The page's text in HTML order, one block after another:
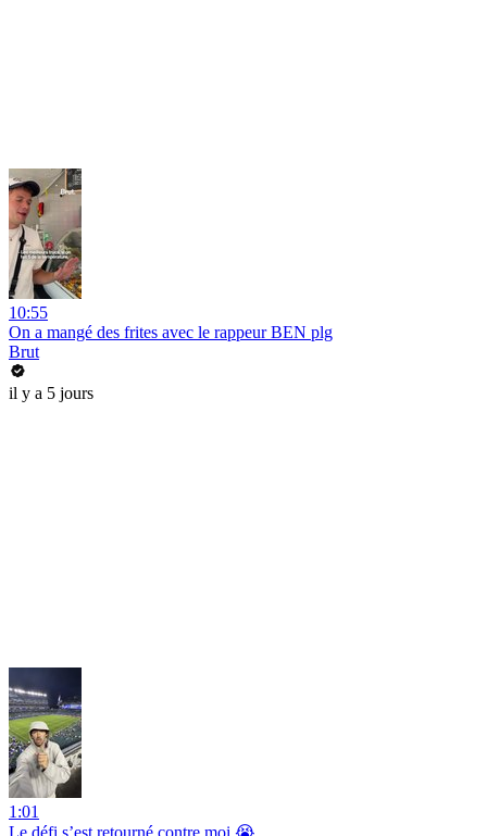
10:55
On a mangé des frites avec le rappeur BEN plg
Brut
il y a 5 jours
1:01